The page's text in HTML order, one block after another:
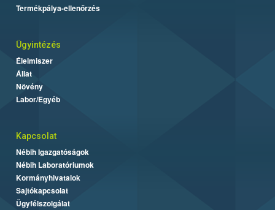
Termékpálya-ellenőrzés
Ügyintézés
Élelmiszer
Állat
Növény
Labor/Egyéb
Kapcsolat
Nébih Igazgatóságok
Nébih Laboratóriumok
Kormányhivatalok
Sajtókapcsolat
Ügyfélszolgálat